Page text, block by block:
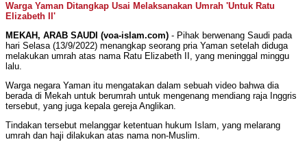
Warga Yaman Ditangkap Usai Melaksanakan Umrah 'Untuk Ratu
Elizabeth II'
MEKAH, ARAB SAUDI (voa-islam.com) - Pihak berwenang Saudi pada
hari Selasa (13/9/2022) menangkap seorang pria Yaman setelah diduga
melakukan umrah atas nama Ratu Elizabeth II, yang meninggal minggu
lalu.
Warga negara Yaman itu mengatakan dalam sebuah video bahwa dia
berada di Mekah untuk berumrah untuk mengenang mendiang raja Inggris
tersebut, yang juga kepala gereja Anglikan.
Tindakan tersebut melanggar ketentuan hukum Islam, yang melarang
umrah dan haji dilakukan atas nama non-Muslim.